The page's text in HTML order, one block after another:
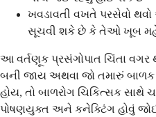
ખવડાવતી વખતે પરસેવો
સૂચવી શકે છે કે તેઓ ખૂબ
આ વર્તણૂક પ્રસંગોપાત ચિંતા
બની જાય અથવા જો તમારું
હોય, તો બાળરોગ ચિકિત્સક સાથે
પોષણયુક્ત અને કનેક્ટિંગ હોવું